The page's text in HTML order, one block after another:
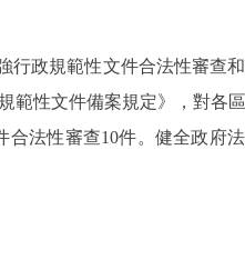
政規範性文件合法性審查
範性文件備案規定》，對各
法性審查10件。健全政府